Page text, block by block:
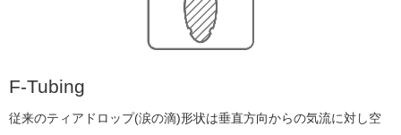
F-Tubing
従来のティアドロップ(涙の滴)形状は垂直方向からの気流に対し空